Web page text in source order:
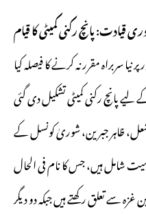
قیادت: پانچ رکنی کمیٹی کا قیام
سربراہ مقرر نہ کرنے کا فیصلہ کیا
پانچ رکنی کمیٹی تشکیل دی گئی
ظاہر جبرین، شوریٰ کونسل کے
شامل ہیں، جس کا نام فی الحال
سے تعلق رکھتے ہیں جبکہ دو دیگر